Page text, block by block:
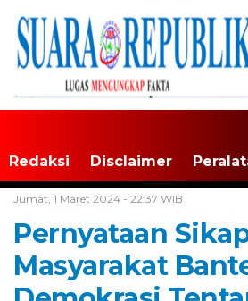
Redaksi Disclaimer
Jumat, 1 Maret 2024 - 22:37 WIB
Pernyataan
Masyarakat